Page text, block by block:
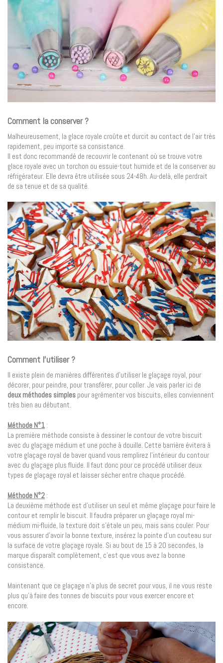
Comment la conserver ?
Malheureusement, la glace royale croûte et durcit au contact de l’air très
rapidement, peu importe sa consistance.
Il est donc recommandé de recouvrir le contenant où se trouve votre
glace royale avec un torchon ou essuie-tout humide et de la conserver au
réfrigérateur. Elle devra être utilisée sous 24-48h. Au-delà, elle perdrait
de sa tenue et de sa qualité.
Comment l’utiliser ?
Il existe plein de manières différentes d’utiliser le glaçage royal, pour
décorer, pour peindre, pour transférer, pour coller. Je vais parler ici de
deux méthodes simples pour agrémenter vos biscuits, elles conviennent
très bien au débutant.
Méthode N°1 :
La première méthode consiste à dessiner le contour de votre biscuit
avec du glaçage médium et une poche à douille. Cette barrière évitera à
votre glaçage royal de baver quand vous remplirez l’intérieur du contour
avec du glaçage plus fluide. Il faut donc pour ce procédé utiliser deux
types de glaçage royal et laisser sécher entre chaque procédé.
Méthode N°2 :
La deuxième méthode est d’utiliser un seul et même glaçage pour faire le
contour et remplir le biscuit. Il faudra préparer un glaçage royal mi-
médium mi-fluide, la texture doit s’étale un peu, mais sans couler. Pour
vous assurer d’avoir la bonne texture, insérez la pointe d’un couteau sur
la surface de votre glaçage royale. Si au bout de 15 à 20 secondes, la
marque disparaît complètement, c’est que vous avez la bonne
consistance.
Maintenant que ce glaçage n’a plus de secret pour vous, il ne vous reste
plus qu’à faire des tonnes de biscuits pour vous exercer encore et
encore.